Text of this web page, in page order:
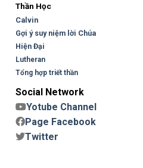
Thần Học
Calvin
Gợi ý suy niệm lời Chúa
Hiện Đại
Lutheran
Tổng hợp triết thần
Social Network
Yotube Channel
Page Facebook
Twitter